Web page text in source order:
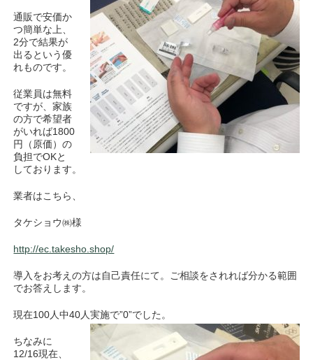
通販で安価か
つ簡単な上、
2分で結果が
出るという優
れものです。
従業員は無料
ですが、家族
の方で希望者
がいれば1800
円（原価）の
負担でOKと
しております。
業者はこちら、
タケショウ㈱様
http://ec.takesho.shop/
導入をお考えの方は自己責任にて。ご相談をされれば分かる範囲
でお答えします。
現在100人中40人実施で”0”でした。
ちなみに
12/16現在、